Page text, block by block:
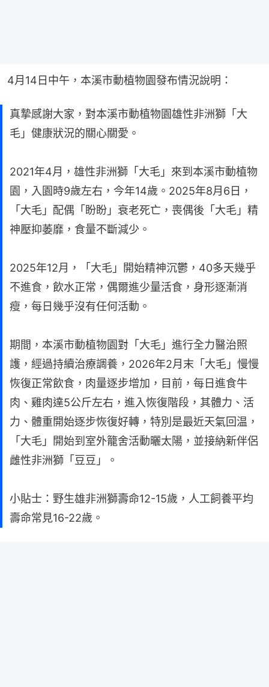
4月14日中午，本溪市動植物園發布情況說明：
真摯感謝大家，對本溪市動植物園雄性非洲獅「大
毛」健康狀況的關心關愛。
2021年4月，雄性非洲獅「大毛」來到本溪市動植物
園，入園時9歲左右，今年14歲。2025年8月6日，
「大毛」配偶「盼盼」衰老死亡，喪偶後「大毛」精
神壓抑萎靡，食量不斷減少。
2025年12月，「大毛」開始精神沉鬱，40多天幾乎
不進食，飲水正常，偶爾進少量活食，身形逐漸消
瘦，每日幾乎沒有任何活動。
期間，本溪市動植物園對「大毛」進行全力醫治照
護，經過持續治療調養，2026年2月末「大毛」慢慢
恢復正常飲食，肉量逐步增加，目前，每日進食牛
肉、雞肉達5公斤左右，進入恢復階段，其體力、活
力、體重開始逐步恢復好轉，特別是最近天氣回温，
「大毛」開始到室外籠舍活動曬太陽，並接納新伴侶
雌性非洲獅「豆豆」。
小貼士：野生雄非洲獅壽命12-15歲，人工飼養平均
壽命常見16-22歲。